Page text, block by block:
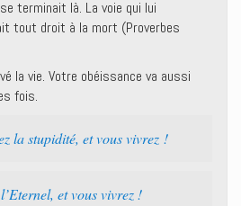
terminait là. La voie qui lui
tout droit à la mort (Proverbes
la vie. Votre obéissance va aussi
fois.
la stupidité, et vous vivrez !
et vous vivrez !